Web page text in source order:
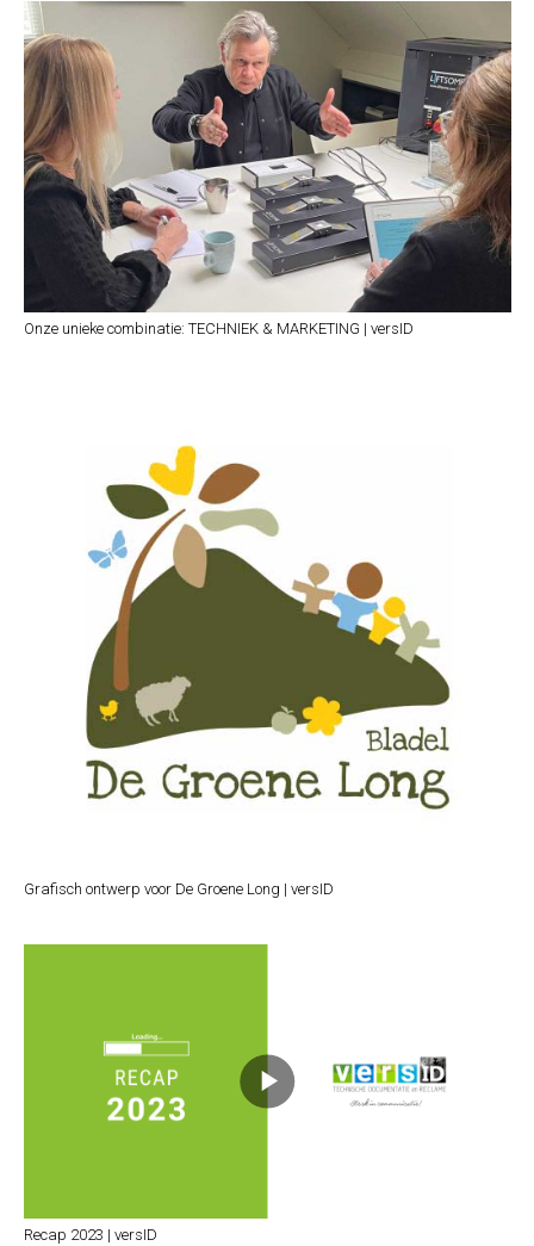
Onze unieke combinatie: TECHNIEK & MARKETING | versID
Grafisch ontwerp voor De Groene Long | versID
Recap 2023 | versID